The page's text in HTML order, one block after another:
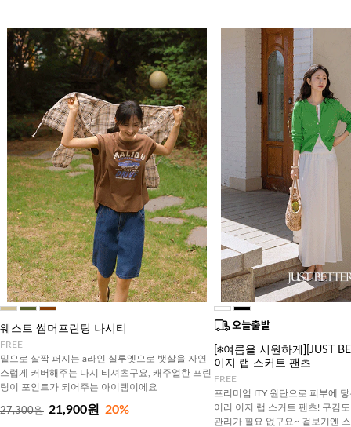
웨스트 썸머프린팅 나시티
FREE
밑으로 살짝 퍼지는 a라인 실루엣으로 뱃살을 자연
스럽게 커버해주는 나시 티셔츠구요, 캐주얼한 프린
팅이 포인트가 되어주는 아이템이에요
27,300원 21,900원 20%
[❄️여름을 시원하게][JUST
이지 랩 스커트 팬츠
FREE
프리미엄 ITY 원단으로 피부에
어리 이지 랩 스커트 팬츠! 구김
관리가 필요 없구요~ 겉보기엔